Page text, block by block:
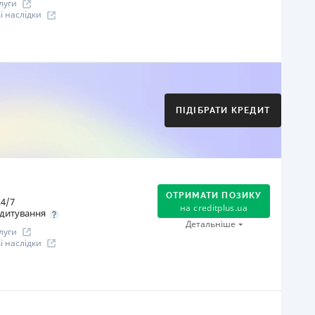
Через термінали самообслуговування
переоформлена 21.03.2024 р.
ПІДІБРАТИ КРЕДИТ
7
ОТРИМАТИ ПОЗИКУ
на creditplus.ua
Детальніше